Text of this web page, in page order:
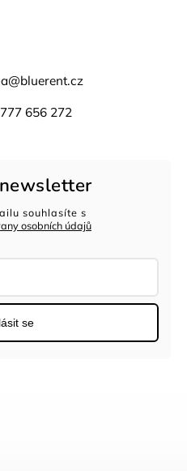
@bluerent.cz
656 272
souhlasíte s
osobních údajů
se